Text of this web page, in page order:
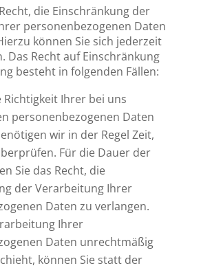
die Einschränkung der
personenbezogenen Daten
können Sie sich jederzeit
Das Recht auf Einschränkung
besteht in folgenden Fällen:
Richtigkeit Ihrer bei uns
personenbezogenen Daten
wir in der Regel Zeit,
Für die Dauer der
Sie das Recht, die
der Verarbeitung Ihrer
Daten zu verlangen.
Ihrer
Daten unrechtmäßig
können Sie statt der